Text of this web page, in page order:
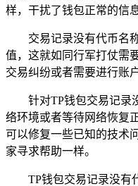
样，干扰了钱包正常的信
交易记录没有代币名
值，这就如同行军打仗需
交易纠纷或者需要进行账
针对TP钱包交易记录
络环境或者等待网络恢复
可以修复一些已知的技术
家寻求帮助一样。
TP钱包交易记录没有